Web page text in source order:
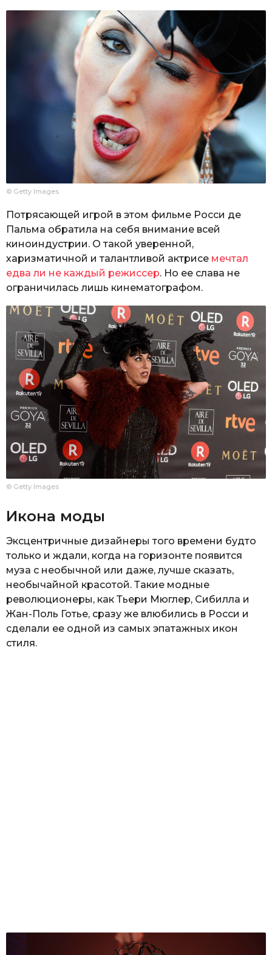
© Getty Images
Потрясающей игрой в этом фильме Росси де
Пальма обратила на себя внимание всей
киноиндустрии. О такой уверенной,
харизматичной и талантливой актрисе мечтал
едва ли не каждый режиссер. Но ее слава не
ограничилась лишь кинематографом.
© Getty Images
Икона моды
Эксцентричные дизайнеры того времени будто
только и ждали, когда на горизонте появится
муза с необычной или даже, лучше сказать,
необычайной красотой. Такие модные
революционеры, как Тьери Мюглер, Сибилла и
Жан-Поль Готье, сразу же влюбились в Росси и
сделали ее одной из самых эпатажных икон
стиля.